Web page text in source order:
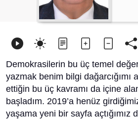
Demokrasilerin bu üç temel
yazmak benim bilgi dağarcığımı
ettiğin bu üç kavramı da içine
başladım. 2019’a henüz
yaşama yeni bir sayfa açtığımız